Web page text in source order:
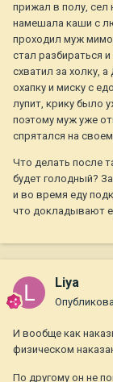
прижал в полу, сел
намешала каши с
проходил муж мимо
стал разбираться
схватил за холку,
охапку и миску с
лупит, крику было
поэтому муж уже
спрятался на
Что делать после
будет голодный?
и во время еду
что докладывают
Liya
И вообще как
физическом
По другому он не